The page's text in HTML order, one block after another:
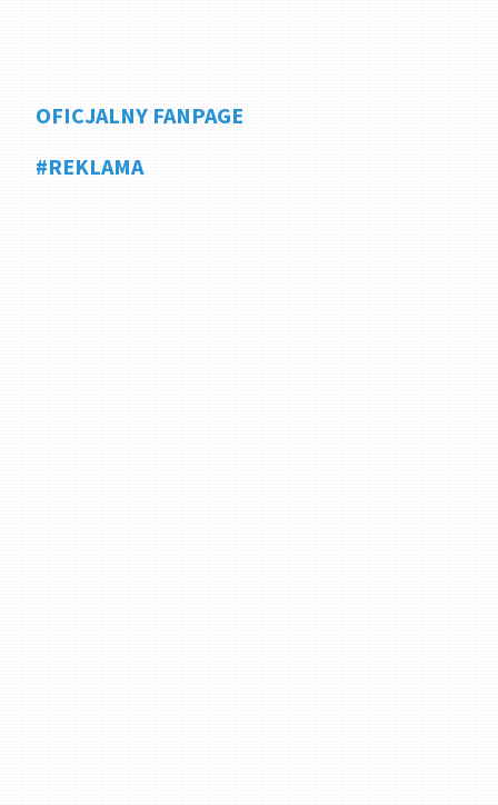
OFICJALNY FANPAGE
#REKLAMA